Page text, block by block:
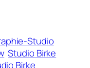
Studio
Studio Birke
Birke